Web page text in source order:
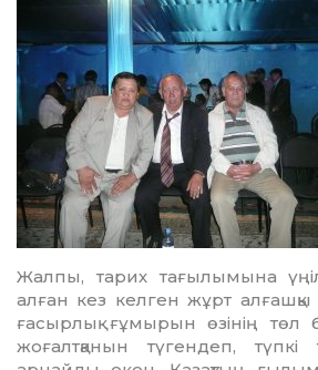
Жалпы, тарих тағылымына
алған кез келген жұрт
ғасырлық ғұмырын өзінің төл
жоғалтқанын түгендеп,